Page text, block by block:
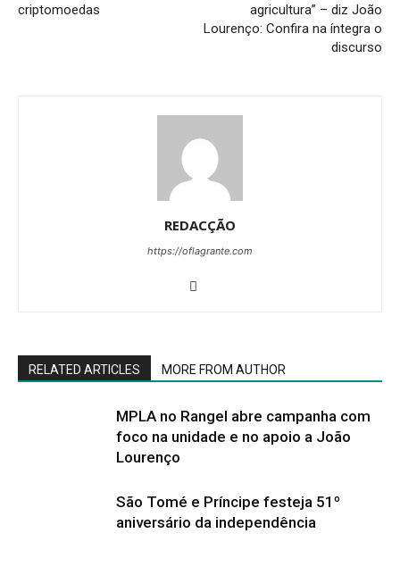
criptomoedas
agricultura” – diz João
Lourenço: Confira na íntegra o
discurso
REDACÇÃO
https://oflagrante.com
RELATED ARTICLES MORE FROM AUTHOR
MPLA no Rangel abre campanha com
foco na unidade e no apoio a João
Lourenço
São Tomé e Príncipe festeja 51º
aniversário da independência